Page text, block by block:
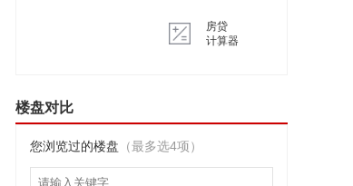
房贷
计算器
楼盘对比
您浏览过的楼盘 （最多选4项）